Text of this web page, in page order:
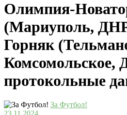
Олимпия-
(Мариуполь,
Горняк
Комсомольское,
протокольные
За Футбол!
23.11.2024